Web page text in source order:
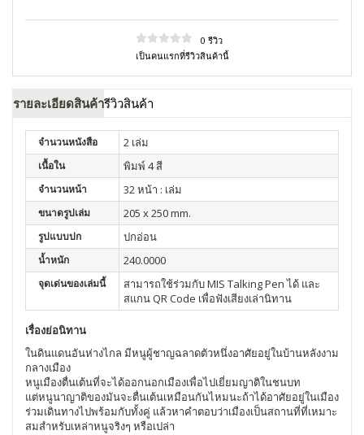
0 รีวิว
เป็นคนแรกที่รีวิวสินค้านี้
รายละเอียดสินค้ารีวิวสินค้า
จำนวนหนังสือ 2 เล่ม
เนื้อใน พิมพ์ 4 สี
จำนวนหน้า 32 หน้า : เล่ม
ขนาดรูปเล่ม 205 x 250 mm.
รูปแบบปก ปกอ่อน
น้ำหนัก 240.0000
จุดเด่นของเล่มนี้
สามารถใช้ร่วมกับ MIS Talking Pen ได้ และ
สแกน QR Code เพื่อฟังเสียงเล่านิทาน
เรื่องย่อนิทาน
ในดินแดนอันห่างไกล มีหนูผู้ชาญฉลาดตัวหนึ่งอาศัยอยู่ในบ้านหลังงาม
กลางเมือง
หนูเมืองตื่นเต้นที่จะได้ออกนอกเมืองเพื่อไปเยี่ยมญาติในชนบท
แต่หนูนาญาติของมันจะตื่นเต้นเหมือนกันไหมนะถ้าได้อาศัยอยู่ในเมือง
ร่วมเดินทางไปพร้อมกับทั้งคู่ แล้วหาคำตอบว่าเมืองเป็นสถานที่ที่เหมาะ
สมสำหรับเหล่าหนูจริงๆ หรือเปล่า